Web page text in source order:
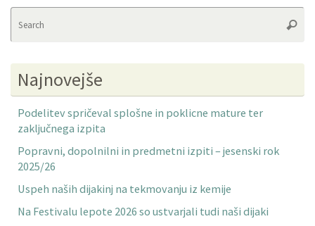
Najnovejše
Podelitev spričeval splošne in poklicne mature ter
zaključnega izpita
Popravni, dopolnilni in predmetni izpiti – jesenski rok
2025/26
Uspeh naših dijakinj na tekmovanju iz kemije
Na Festivalu lepote 2026 so ustvarjali tudi naši dijaki